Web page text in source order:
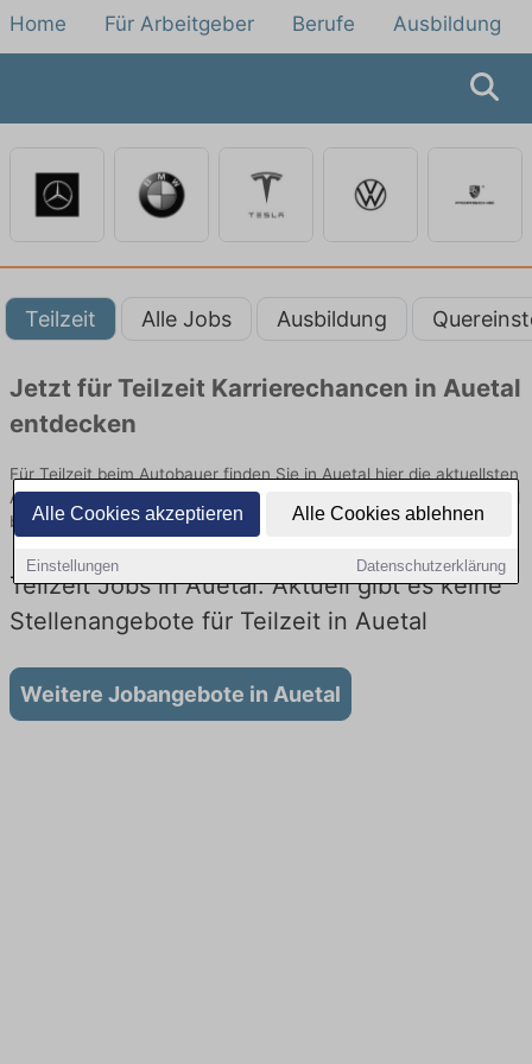
Alle Cookies akzeptieren Alle Cookies ablehnen
Einstellungen Datenschutzerklärung
Home Für Arbeitgeber Berufe Ausbildung
Teilzeit Alle Jobs Ausbildung
Jetzt für Teilzeit Karrierechancen in Auetal
entdecken
Für Teilzeit beim Autobauer finden Sie in Auetal hier die aktuellsten
Angebote. Entdecken Sie freie Optionen von Top-Arbeitgebern und
bewerben Sie sich noch heute.
Teilzeit Jobs in Auetal: Aktuell gibt es keine
Stellenangebote für Teilzeit in Auetal
Weitere Jobangebote in Auetal